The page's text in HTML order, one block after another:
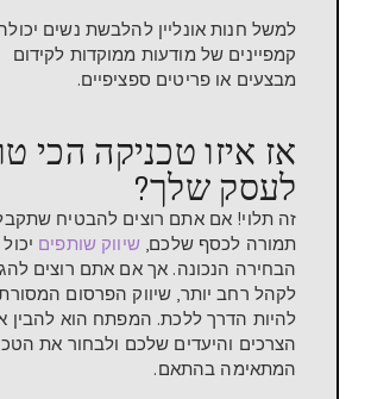
למשל חנות אונליין להלבשת נשים יכולה
קמפיינים של מודעות ממוקדות לקידום
מבצעים או פריטים ספציפיים.
אז איזו טכניקה הכי
לעסק שלך?
זה תלוי! אם אתם רוצים להבטיח שתקבלו
תמורה לכסף שלכם,שיווק שותפיםיכול
הבחירה הנכונה. אך אם אתם רוצים להגיע
לקהל רחב יותר, שיווק הפרסום המסורתי
להיות הדרך ללכת. המפתח הוא להבין את
הצרכים והיעדים שלכם ולבחור את הטכניקה
המתאימה בהתאם.